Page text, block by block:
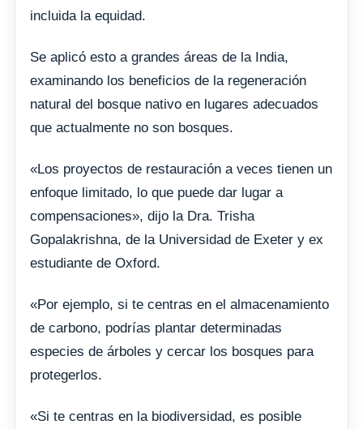
incluida la equidad.
Se aplicó esto a grandes áreas de la India,
examinando los beneficios de la regeneración
natural del bosque nativo en lugares adecuados
que actualmente no son bosques.
«Los proyectos de restauración a veces tienen un
enfoque limitado, lo que puede dar lugar a
compensaciones», dijo la Dra. Trisha
Gopalakrishna, de la Universidad de Exeter y ex
estudiante de Oxford.
«Por ejemplo, si te centras en el almacenamiento
de carbono, podrías plantar determinadas
especies de árboles y cercar los bosques para
protegerlos.
«Si te centras en la biodiversidad, es posible